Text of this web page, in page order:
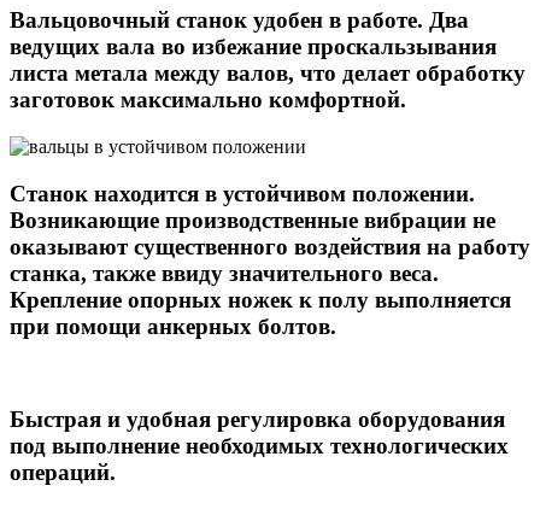
Вальцовочный станок удобен в работе. Два
ведущих вала во избежание проскальзывания
листа метала между валов, что делает обработку
заготовок максимально комфортной.
Станок находится в устойчивом положении.
Возникающие производственные вибрации не
оказывают существенного воздействия на работу
станка, также ввиду значительного веса.
Крепление опорных ножек к полу выполняется
при помощи анкерных болтов.
Быстрая и удобная регулировка оборудования
под выполнение необходимых технологических
операций.